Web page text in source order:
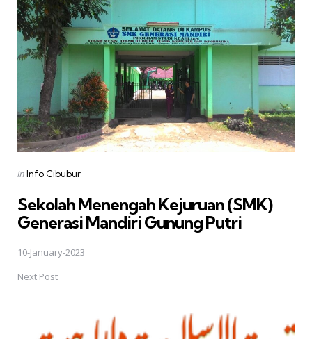
Posted
inInfo Cibubur
Sekolah Menengah Kejuruan (SMK)
Generasi Mandiri Gunung Putri
10-January-2023
Next Post